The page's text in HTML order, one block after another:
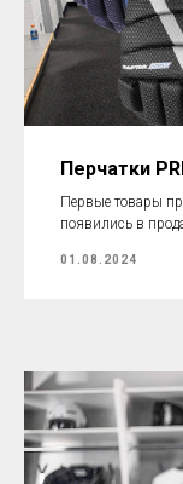
Перчатки
Первые товары
появились в
01.08.2024